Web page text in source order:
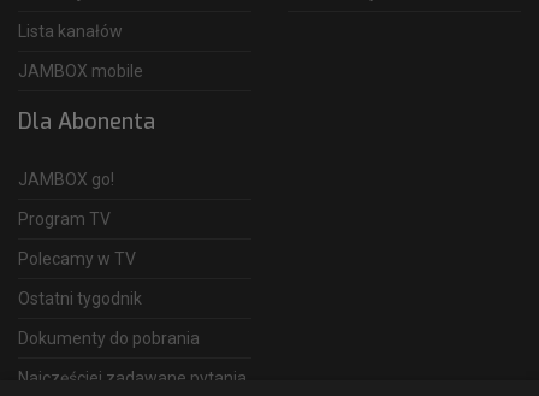
Lista kanałów
JAMBOX mobile
Dla Abonenta
JAMBOX go!
Program TV
Polecamy w TV
Ostatni tygodnik
Dokumenty do pobrania
Najczęściej zadawane pytania